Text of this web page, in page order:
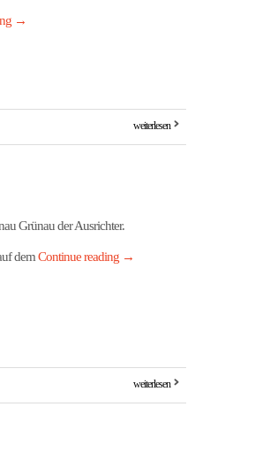
→
weiterlesen
Grünau der Ausrichter.
demContinue reading →
weiterlesen